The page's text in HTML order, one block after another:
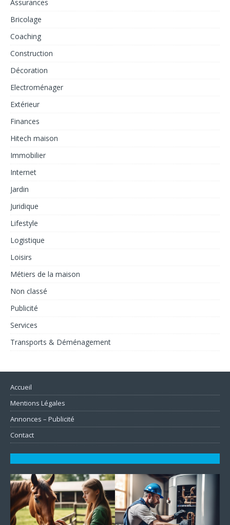
Assurances
Bricolage
Coaching
Construction
Décoration
Electroménager
Extérieur
Finances
Hitech maison
Immobilier
Internet
Jardin
Juridique
Lifestyle
Logistique
Loisirs
Métiers de la maison
Non classé
Publicité
Services
Transports & Déménagement
Accueil
Mentions Légales
Annonces – Publicité
Contact